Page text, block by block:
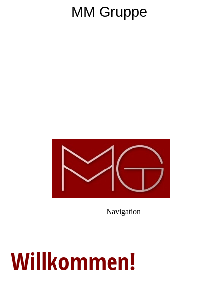
MM Gruppe
Navigation
Willkommen!